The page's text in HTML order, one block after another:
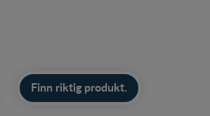
Finn riktig produkt.